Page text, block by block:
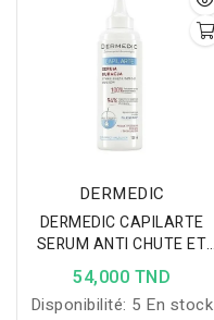
pellicules, apaise le cuir
chevelu et laisse les
cheveux doux, sains et
faciles à coiffer.
DERMEDIC
DERMEDIC CAPILARTE
SERUM ANTI CHUTE ET
REPOUSSE 150 ML
54,000 TND
Disponibilité: 5 En stock